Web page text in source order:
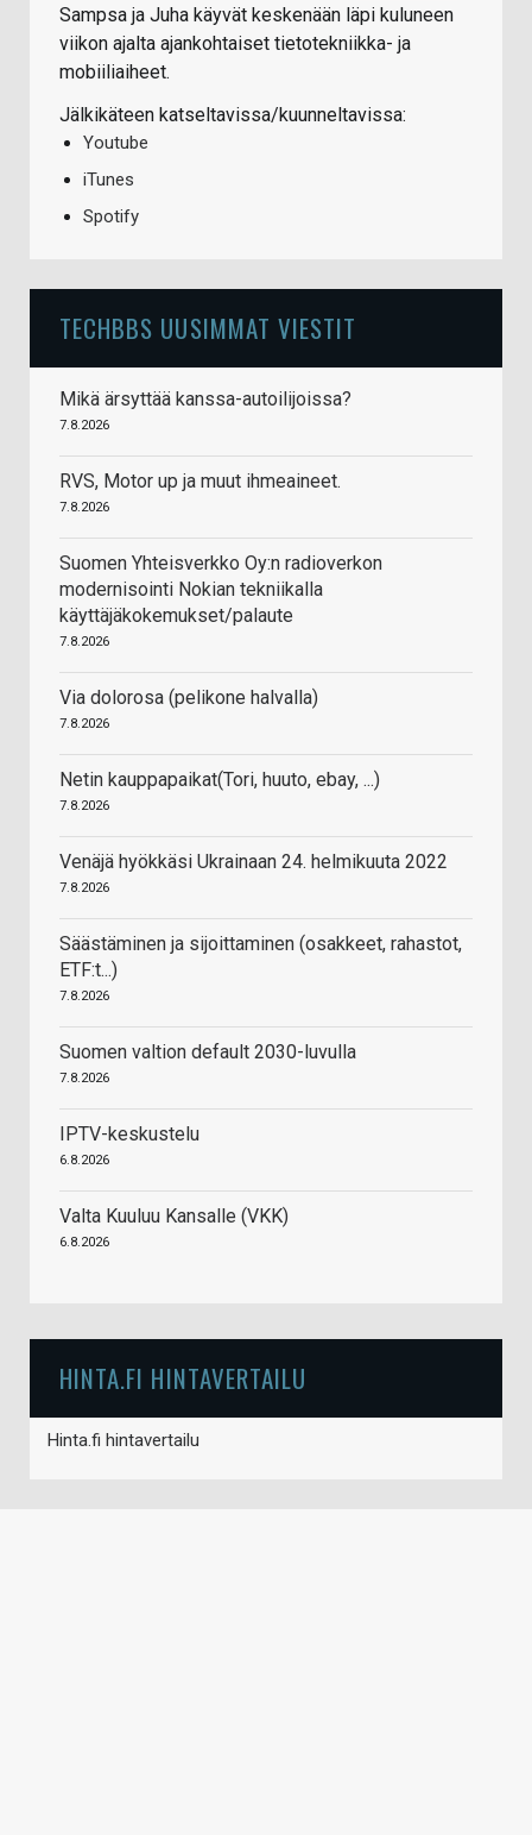
Sampsa ja Juha käyvät keskenään läpi kuluneen
viikon ajalta ajankohtaiset tietotekniikka- ja
mobiiliaiheet.
Jälkikäteen katseltavissa/kuunneltavissa:
Youtube
iTunes
Spotify
TECHBBS UUSIMMAT VIESTIT
Mikä ärsyttää kanssa-autoilijoissa?
7.8.2026
RVS, Motor up ja muut ihmeaineet.
7.8.2026
Suomen Yhteisverkko Oy:n radioverkon
modernisointi Nokian tekniikalla
käyttäjäkokemukset/palaute
7.8.2026
Via dolorosa (pelikone halvalla)
7.8.2026
Netin kauppapaikat(Tori, huuto, ebay, ...)
7.8.2026
Venäjä hyökkäsi Ukrainaan 24. helmikuuta 2022
7.8.2026
Säästäminen ja sijoittaminen (osakkeet, rahastot,
ETF:t...)
7.8.2026
Suomen valtion default 2030-luvulla
7.8.2026
IPTV-keskustelu
6.8.2026
Valta Kuuluu Kansalle (VKK)
6.8.2026
HINTA.FI HINTAVERTAILU
Hinta.fi hintavertailu